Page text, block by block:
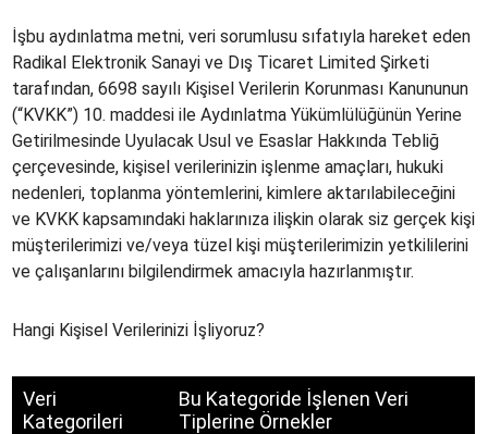
İşbu aydınlatma metni, veri sorumlusu sıfatıyla hareket eden
Radikal Elektronik Sanayi ve Dış Ticaret Limited Şirketi
tarafından, 6698 sayılı Kişisel Verilerin Korunması Kanununun
(“KVKK”) 10. maddesi ile Aydınlatma Yükümlülüğünün Yerine
Getirilmesinde Uyulacak Usul ve Esaslar Hakkında Tebliğ
çerçevesinde, kişisel verilerinizin işlenme amaçları, hukuki
nedenleri, toplanma yöntemlerini, kimlere aktarılabileceğini
ve KVKK kapsamındaki haklarınıza ilişkin olarak siz gerçek kişi
müşterilerimizi ve/veya tüzel kişi müşterilerimizin yetkililerini
ve çalışanlarını bilgilendirmek amacıyla hazırlanmıştır.
Hangi Kişisel Verilerinizi İşliyoruz?
Veri
Kategorileri
Bu Kategoride İşlenen Veri
Tiplerine Örnekler